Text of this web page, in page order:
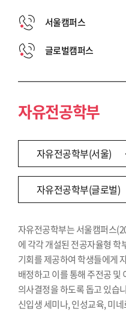
서울캠퍼스
글로벌캠퍼스
자유전공학부
자유전공학부(서울)
자유전공학부(글로벌)
자유전공학부는 서울캠퍼스
에 각각 개설된 전공자율형 학
기회를 제공하여 학생들에게
배정하고 이를 통해 주전공 및
의사결정을 하도록 돕고 있습
신입생 세미나, 인성교육, 미